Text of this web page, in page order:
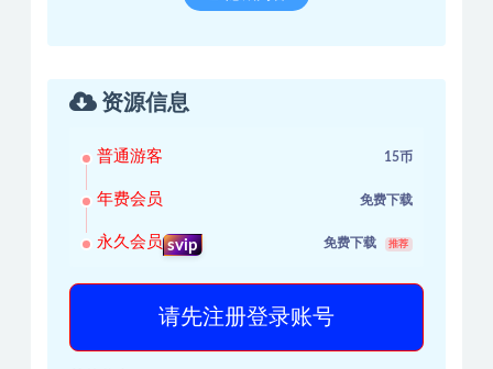
资源信息
普通游客 15币
年费会员 免费下载
永久会员 svip 免费下载 推荐
请先注册登录账号